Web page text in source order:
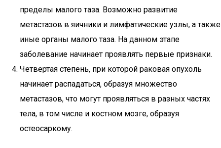
пределы малого таза. Возможно развитие
метастазов в яичники и лимфатические узлы, а также
иные органы малого таза. На данном этапе
заболевание начинает проявлять первые признаки.
Четвертая степень, при которой раковая опухоль
начинает распадаться, образуя множество
метастазов, что могут проявляться в разных частях
тела, в том числе и костном мозге, образуя
остеосаркому.